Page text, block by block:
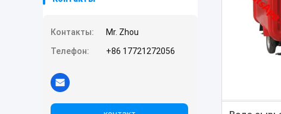
Контакты:
Mr. Zhou
Телефон:
+86 17721272056